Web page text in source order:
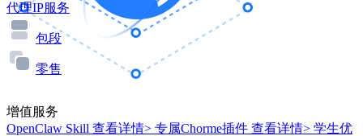
代理IP服务
包段
零售
增值服务
OpenClaw Skill 查看详情> 专属Chorme插件 查看详情> 学生优